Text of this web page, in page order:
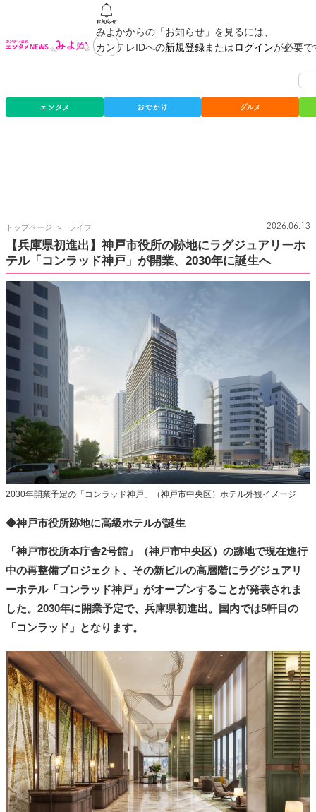
みよかからの「お知らせ」を見るには、
カンテレIDへの新規登録またはログインが必要
エンタメ おでかけ グルメ
トップページ
テ
レ
公
式
エ
ン
タ
メ
W
「
み
か
」
ライフ 2026.06.13
【兵庫県初進出】神戸市役所の跡地にラグジュアリーホ
テル「コンラッド神戸」が開業、2030年に誕生へ
2030年開業予定の「コンラッド神戸」（神戸市中央区）ホテル外観イメージ
◆神戸市役所跡地に高級ホテルが誕生
「神戸市役所本庁舎2号館」（神戸市中央区）の跡地で現在進行
中の再整備プロジェクト、その新ビルの高層階にラグジュアリ
ーホテル「コンラッド神戸」がオープンすることが発表されま
した。2030年に開業予定で、兵庫県初進出。国内では5軒目の
「コンラッド」となります。